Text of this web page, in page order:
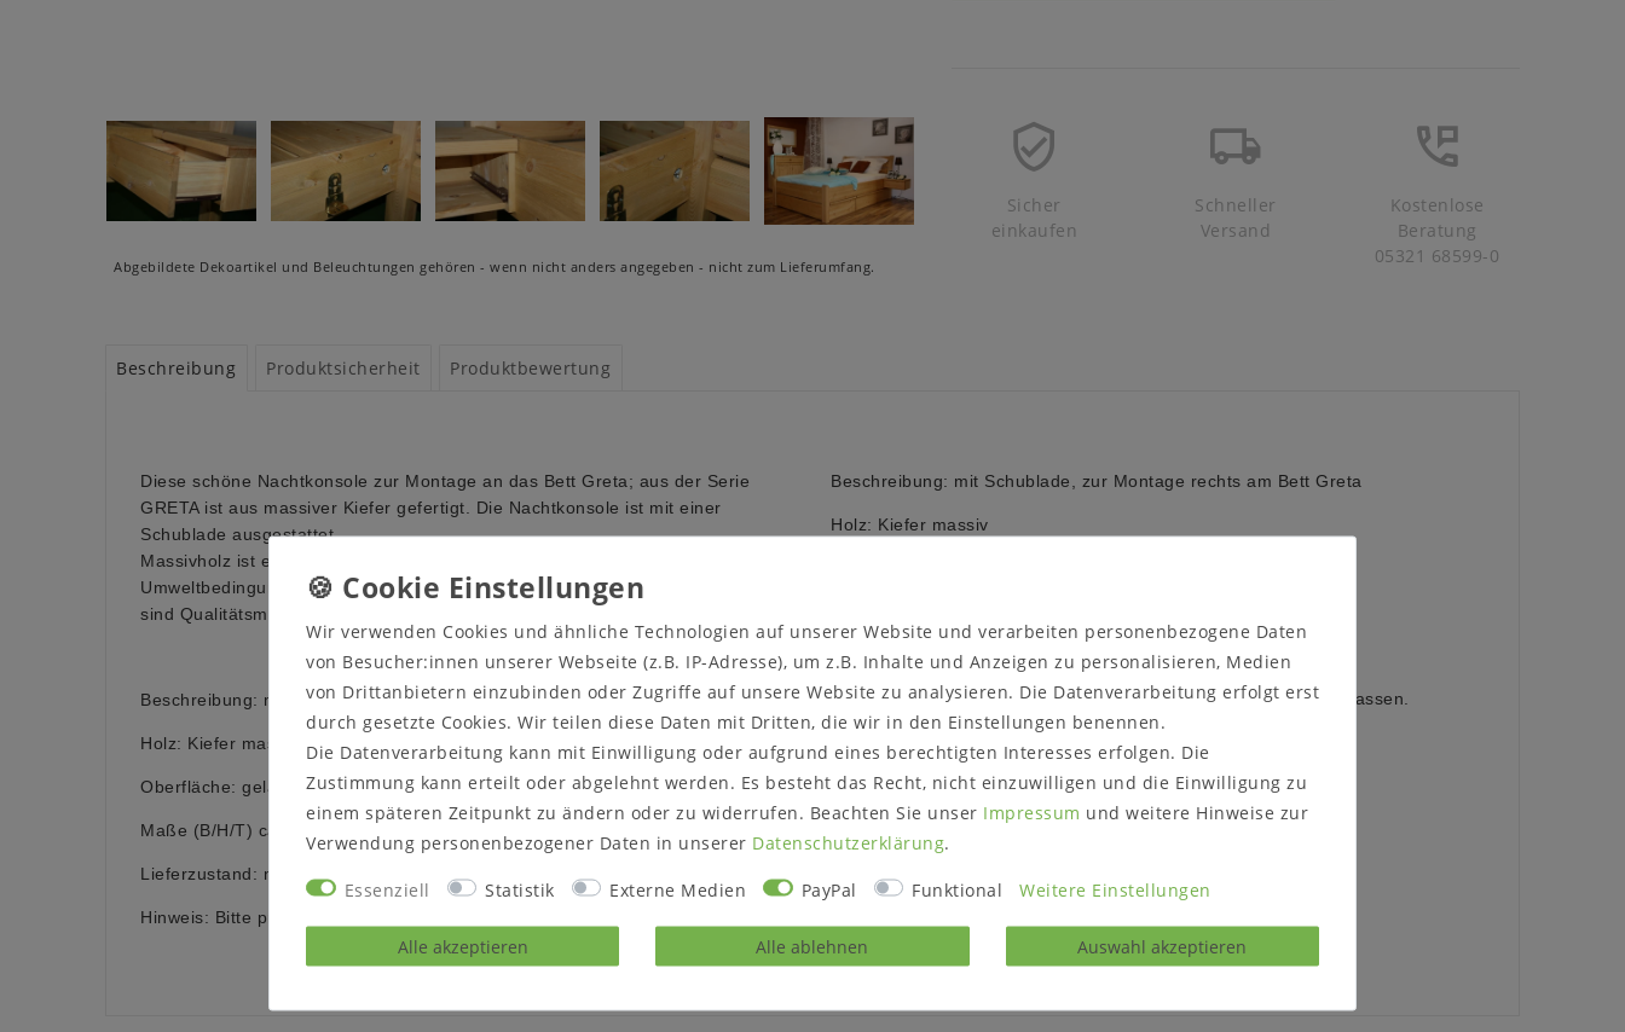
Abgebildete Dekoartikel und Beleuchtungen gehören - wenn nicht anders angegeben - nicht zum Lieferumfang.
Sicher
einkaufen
Schneller
Versand
Kostenlose
Beratung
05321 68599-0
Beschreibung Produktsicherheit Produktbewertung
Diese schöne Nachtkonsole zur Montage an das Bett Greta; aus der Serie
GRETA ist aus massiver Kiefer gefertigt. Die Nachtkonsole ist mit einer
Schublade ausgestattet.
Massivholz ist ein organisches Material und passt sich den jeweiligen
Umweltbedingungen an. Leichter Verzug, Haarrisse und Oberflächendetails
sind Qualitätsmerkmale des Materials.
Beschreibung: mit Schublade, zur Montage rechts am Bett Greta
Holz: Kiefer massiv
Oberfläche: gelaugt geölt oder natur lackiert
Maße (B/H/T) ca.: 45 x 19 x 34 cm
Lieferzustand: montiert
Hinweis: Bitte prüfen sie, ob die Möbel durch ihr Treppenhaus passen.
Beschreibung: mit Schublade, zur Montage rechts am Bett Greta
Holz: Kiefer massiv
Lieferzustand: montiert
Hinweis: Bitte prüfen sie, ob die Möbel durch ihr Treppenhaus passen.
Wir verwenden Cookies und ähnliche Technologien auf unserer Website und verarbeiten personenbezogene Daten
von Besucher:innen unserer Webseite (z.B. IP-Adresse), um z.B. Inhalte und Anzeigen zu personalisieren, Medien
von Drittanbietern einzubinden oder Zugriffe auf unsere Website zu analysieren. Die Datenverarbeitung erfolgt erst
durch gesetzte Cookies. Wir teilen diese Daten mit Dritten, die wir in den Einstellungen benennen.
Die Datenverarbeitung kann mit Einwilligung oder aufgrund eines berechtigten Interesses erfolgen. Die
Zustimmung kann erteilt oder abgelehnt werden. Es besteht das Recht, nicht einzuwilligen und die Einwilligung zu
einem späteren Zeitpunkt zu ändern oder zu widerrufen. Beachten Sie unser Impressum und weitere Hinweise zur
Verwendung personenbezogener Daten in unserer Daten­schutz­erklärung.
Essenziell Statistik Externe Medien PayPal Funktional Weitere Einstellungen
Alle akzeptieren Alle ablehnen Auswahl akzeptieren